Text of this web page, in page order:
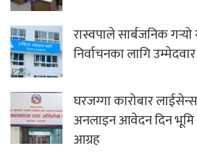
रास्वपाले सार्बजनिक
निर्वाचनका लागि
घरजग्गा कारोबार
अनलाइन आवेदन दिन भूमि
आग्रह